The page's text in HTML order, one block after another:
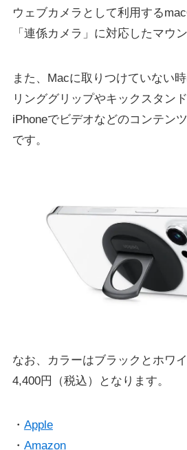
ウェブカメラとして利用する
「連係カメラ」に対応したマウン
また、Macに取りつけていない
リンググリップやキックスタン
iPhoneでビデオなどのコンテン
です。
なお、カラーはブラックとホワ
4,400円（税込）となります。
・ Apple
・ Amazon